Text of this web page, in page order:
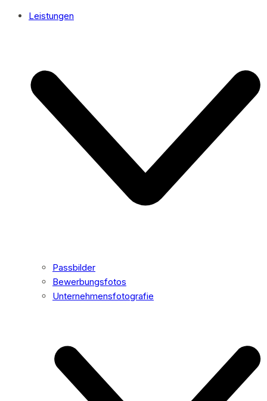
Leistungen
Passbilder
Bewerbungsfotos
Unternehmensfotografie